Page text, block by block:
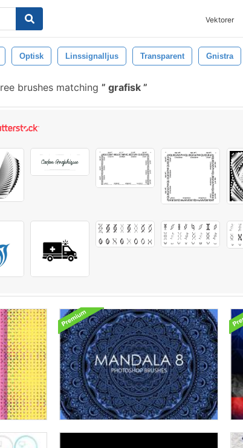
Vektorer
Optisk Linssignalljus Transparent Gnistra
brushes matching grafisk